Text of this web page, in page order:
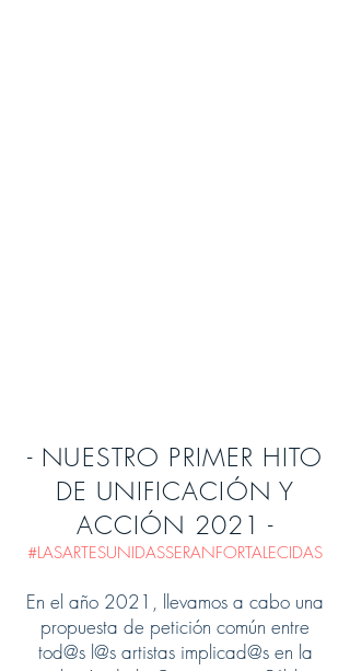
- NUESTRO PRIMER HITO
DE UNIFICACIÓN Y
ACCIÓN 2021 -
#LASARTESUNIDASSERANFORTALECIDAS
En el año 2021, llevamos a cabo una
propuesta de petición común entre
tod@s l@s artistas implicad@s en la